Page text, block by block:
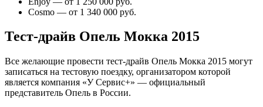
Cosmo — от 1 340 000 руб.
Тест-драйв Опель Мокка 2015
Все желающие провести тест-драйв Опель Мокка 2015 могут
записаться на тестовую поездку, организатором которой
является компания «У Сервис+» — официальный
представитель Опель в России.